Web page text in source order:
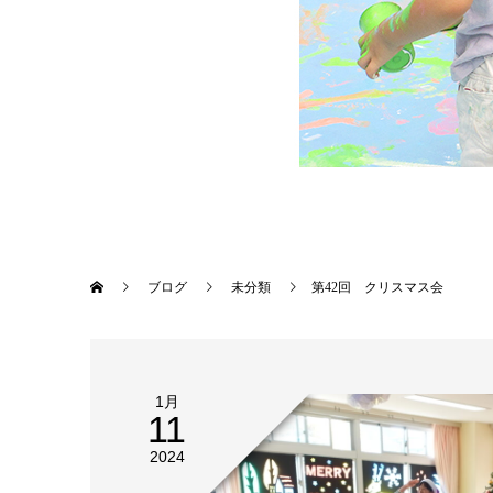
ブログ 未分類 第42回 クリスマス会
1月
11
2024